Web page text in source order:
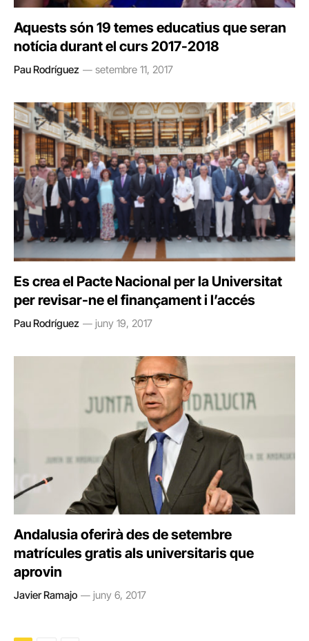
Aquests són 19 temes educatius que seran
notícia durant el curs 2017-2018
Pau Rodríguez setembre 11, 2017
Es crea el Pacte Nacional per la Universitat
per revisar-ne el finançament i l’accés
Pau Rodríguez juny 19, 2017
Andalusia oferirà des de setembre
matrícules gratis als universitaris que
aprovin
Javier Ramajo juny 6, 2017